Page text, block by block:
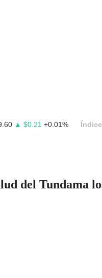
▲ $0.21 +0.01%
del Tundama